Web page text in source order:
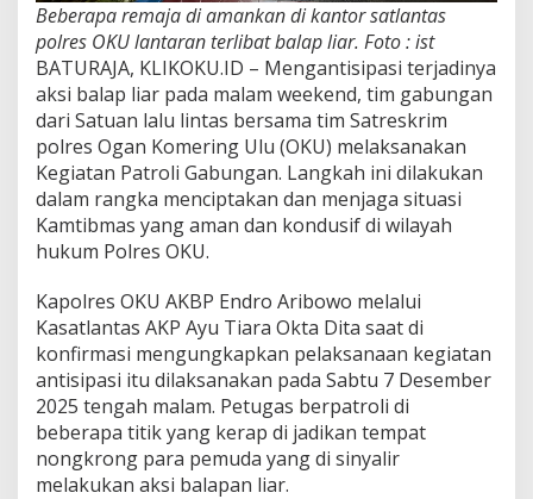
Beberapa remaja di amankan di kantor satlantas
polres OKU lantaran terlibat balap liar. Foto : ist
BATURAJA, KLIKOKU.ID – Mengantisipasi terjadinya
aksi balap liar pada malam weekend, tim gabungan
dari Satuan lalu lintas bersama tim Satreskrim
polres Ogan Komering Ulu (OKU) melaksanakan
Kegiatan Patroli Gabungan. Langkah ini dilakukan
dalam rangka menciptakan dan menjaga situasi
Kamtibmas yang aman dan kondusif di wilayah
hukum Polres OKU.
Kapolres OKU AKBP Endro Aribowo melalui
Kasatlantas AKP Ayu Tiara Okta Dita saat di
konfirmasi mengungkapkan pelaksanaan kegiatan
antisipasi itu dilaksanakan pada Sabtu 7 Desember
2025 tengah malam. Petugas berpatroli di
beberapa titik yang kerap di jadikan tempat
nongkrong para pemuda yang di sinyalir
melakukan aksi balapan liar.